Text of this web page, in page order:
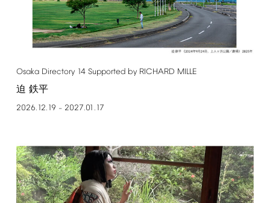
Osaka Directory 14 Supported by RICHARD MILLE
迫 鉄平
2026.12.19 – 2027.01.17